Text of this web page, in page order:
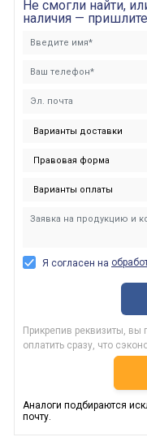
Не смогли найти,
наличия —
Я согласен на
Прикрепив реквизиты, вы
оплатить сразу, что
Аналоги подбираются
почту.